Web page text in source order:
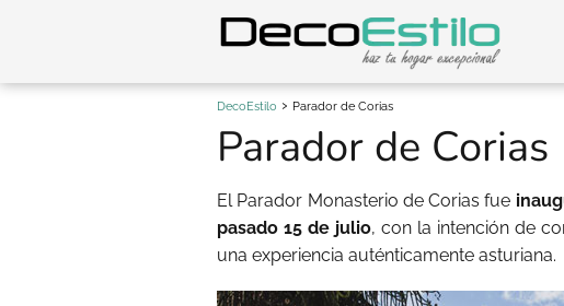
DecoEstilo Parador de Corias
Parador de Corias
El Parador Monasterio de Corias fue
pasado 15 de julio, con la intención de
una experiencia auténticamente asturiana.